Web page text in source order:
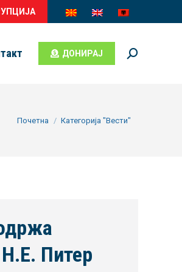
ДОНИРАЈ Search:
You are here:
Почетна Категорија "Вести"
Питер